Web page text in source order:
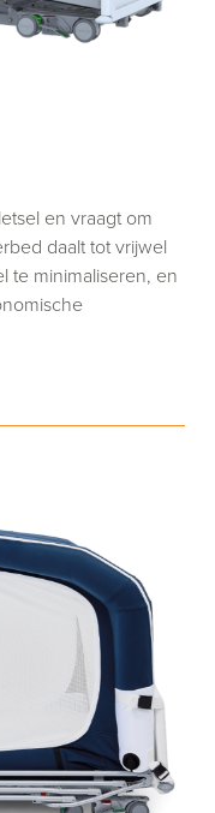
en vraagt om
daalt tot vrijwel
te minimaliseren, en